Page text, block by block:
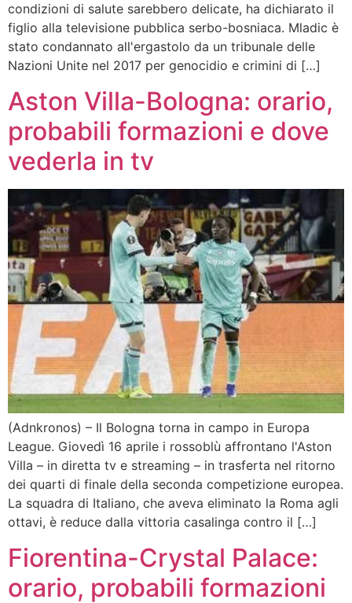
condizioni di salute sarebbero delicate, ha dichiarato il
figlio alla televisione pubblica serbo-bosniaca. Mladic è
stato condannato all'ergastolo da un tribunale delle
Nazioni Unite nel 2017 per genocidio e crimini di […]
Aston Villa-Bologna: orario,
probabili formazioni e dove
vederla in tv
(Adnkronos) – Il Bologna torna in campo in Europa
League. Giovedì 16 aprile i rossoblù affrontano l'Aston
Villa – in diretta tv e streaming – in trasferta nel ritorno
dei quarti di finale della seconda competizione europea.
La squadra di Italiano, che aveva eliminato la Roma agli
ottavi, è reduce dalla vittoria casalinga contro il […]
Fiorentina-Crystal Palace:
orario, probabili formazioni